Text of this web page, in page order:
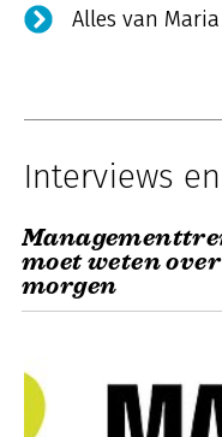
Alles van
Interviews
moet weten
morgen